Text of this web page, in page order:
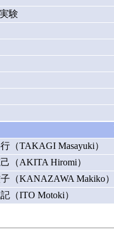
験
（TAKAGI Masayuki）
（AKITA Hiromi）
（KANAZAWA Makiko）
（ITO Motoki）